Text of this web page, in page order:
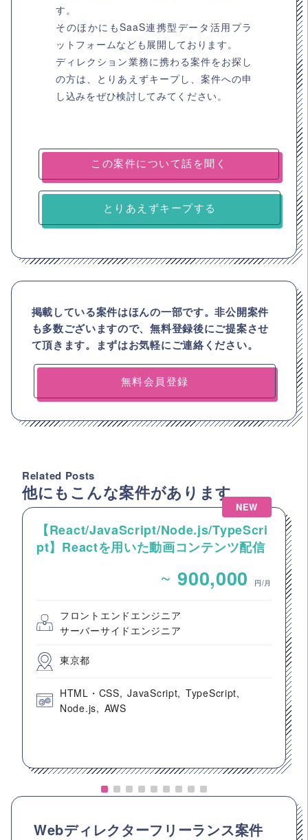
す。
そのほかにもSaaS連携型データ活用プラ
ットフォームなども展開しております。
ディレクション業務に携わる案件をお探し
の方は、とりあえずキープし、案件への申
し込みをぜひ検討してみてください。
とりあえずキープする
掲載している案件はほんの一部です。非公開案件
も多数ございますので、無料登録後にご提案させ
て頂きます。まずはお気軽にご連絡ください。
無料会員登録
Related Posts
他にもこんな案件があります
NEW
【React/JavaScript/Node.js/TypeScri
pt】Reactを用いた動画コンテンツ配信
~ 900,000 円/月
フロントエンドエンジニア
サーバーサイドエンジニア
東京都
HTML・CSS JavaScript
TypeScript
Node.js
AWS
Webディレクターフリーランス案件